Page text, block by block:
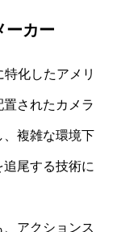
ーカー
化したアメリ
されたカメラ
、複雑な環境下
尾する技術に
アクションス